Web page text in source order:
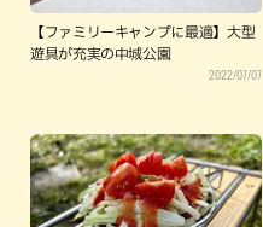
【ファミリーキャンプに最適】大型
遊具が充実の中城公園
2022/07/07